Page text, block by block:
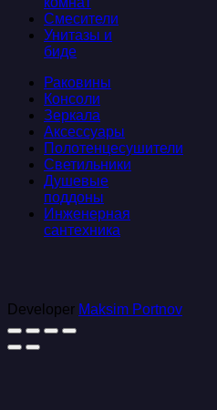
Смесители
Унитазы и
биде
Раковины
Консоли
Зеркала
Аксессуары
Полотенцесушители
Светильники
Душевые
поддоны
Инженерная
сантехника
Developer Maksim Portnov